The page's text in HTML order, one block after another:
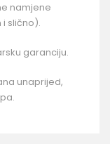
namjene
slično).
garanciju.
unaprijed,